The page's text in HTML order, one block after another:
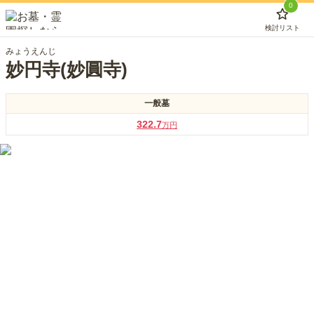
0
検討リスト
みょうえんじ
妙円寺(妙圓寺)
一般墓
322.7万円